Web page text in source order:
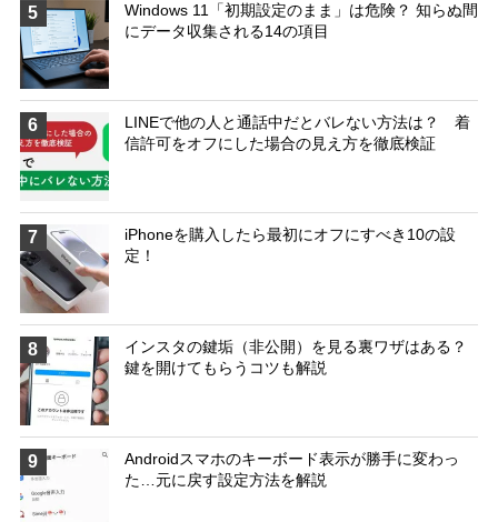
5
Windows 11「初期設定のまま」は危険？ 知らぬ間
にデータ収集される14の項目
6
LINEで他の人と通話中だとバレない方法は？ 着
信許可をオフにした場合の見え方を徹底検証
7
iPhoneを購入したら最初にオフにすべき10の設
定！
8
インスタの鍵垢（非公開）を見る裏ワザはある？
鍵を開けてもらうコツも解説
9
Androidスマホのキーボード表示が勝手に変わっ
た…元に戻す設定方法を解説